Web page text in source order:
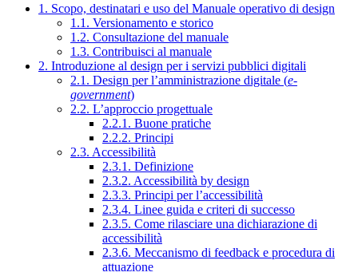
1. Scopo, destinatari e uso del Manuale operativo di design
1.1. Versionamento e storico
1.2. Consultazione del manuale
1.3. Contribuisci al manuale
2. Introduzione al design per i servizi pubblici digitali
2.1. Design per l’amministrazione digitale (e-
government)
2.2. L’approccio progettuale
2.2.1. Buone pratiche
2.2.2. Principi
2.3. Accessibilità
2.3.1. Definizione
2.3.2. Accessibilità by design
2.3.3. Principi per l’accessibilità
2.3.4. Linee guida e criteri di successo
2.3.5. Come rilasciare una dichiarazione di
accessibilità
2.3.6. Meccanismo di feedback e procedura di
attuazione